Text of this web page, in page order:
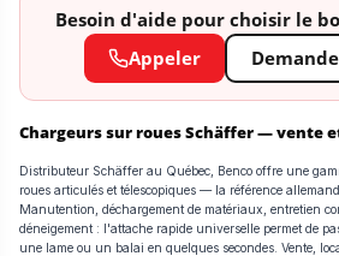
Besoin d'aide pour choisir le
Appeler
Chargeurs sur roues Schäffer — vente
Distributeur Schäffer au Québec, Benco offre une
roues articulés et télescopiques — la référence
Manutention, déchargement de matériaux, entretien
déneigement : l'attache rapide universelle permet de
une lame ou un balai en quelques secondes. Vente,